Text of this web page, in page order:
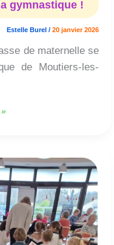
gymnastique !
Estelle Burel / 20 janvier 2026
de maternelle se
de Moutiers-les-